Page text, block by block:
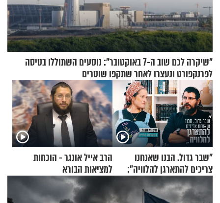
"שיקרה לכם שוב ה-7 באוקטובר": נוסעים השתוללו בטיסה
לפרנקפורט ונעצרו לאחר שתקפו שוטרים
"שבר גדול. הבנו שאנחנו
צריכים להתארגן להלוויה":
זוגיות במבחן, הפעם עם מרים
וגד דנינו
הרב אייל אונגר - הוכחות
למציאות הבורא